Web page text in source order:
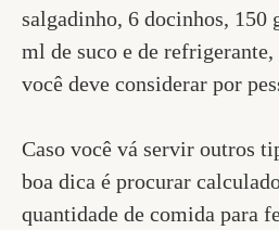
salgadinho, 6 docinhos, 150
ml de suco e de
você deve considerar por
Caso você vá servir outros
boa dica é procurar
quantidade de comida para